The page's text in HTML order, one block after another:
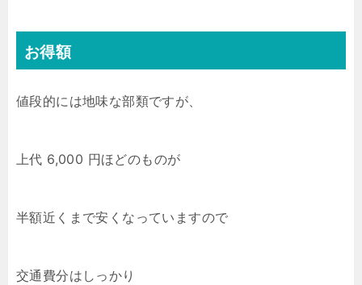
お得額
値段的には地味な部類ですが、
上代 6,000 円ほどのものが
半額近くまで安くなっていますので
交通費分はしっかり